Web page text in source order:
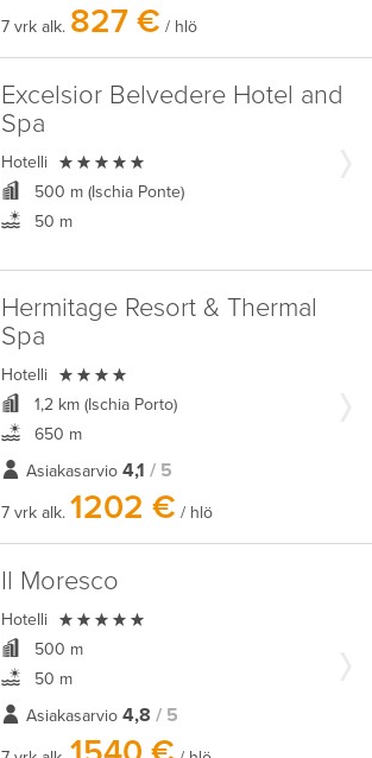
7 vrk alk. 827 € / hlö
Excelsior Belvedere Hotel and
Spa
Hotelli 
500 m (Ischia Ponte)
50 m
Hermitage Resort & Thermal
Spa
Hotelli 
1,2 km (Ischia Porto)
650 m
Asiakasarvio 4,1 / 5
7 vrk alk. 1202 € / hlö
Il Moresco
Hotelli 
500 m
50 m
Asiakasarvio 4,8 / 5